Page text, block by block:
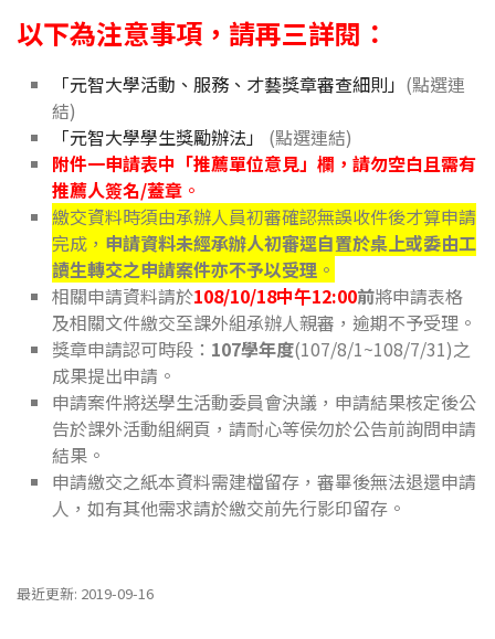
以下為注意事項，請再三詳閱：
「元智大學活動、服務、才藝獎章審查細則」 (點選連
結)
「元智大學學生獎勵辦法」
(點選連結)
附件一申請表中「推薦單位意見」欄，請勿空白且需有
推薦人簽名/蓋章 。
繳交資料時須由承辦人員初審確認無誤收件後才算申請
完成， 申請資料未經承辦人初審逕自置於桌上或委由工
讀生轉交之申請案件亦不予以受理 。
相關申請資料請於108/10/18中午12:00前將申請表格
及相關文件繳交至課外組承辦人親審，逾期不予受理。
獎章申請認可時段： 107學年度(107/8/1~108/7/31)之
成果提出申請。
申請案件將送學生活動委員會決議，申請結果核定後公
告於課外活動組網頁，請耐心等侯勿於公告前詢問申請
結果。
申請繳交之紙本資料需建檔留存，審畢後無法退還申請
人，如有其他需求請於繳交前先行影印留存。
最近更新: 2019-09-16